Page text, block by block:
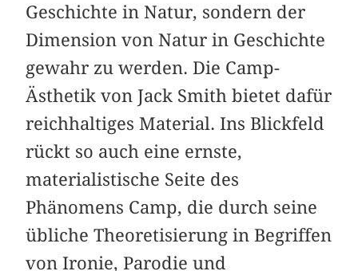
Geschichte in Natur, sondern der
Dimension von Natur in Geschichte
gewahr zu werden. Die Camp-
Ästhetik von Jack Smith bietet dafür
reichhaltiges Material. Ins Blickfeld
rückt so auch eine ernste,
materialistische Seite des
Phänomens Camp, die durch seine
übliche Theoretisierung in Begriffen
von Ironie, Parodie und